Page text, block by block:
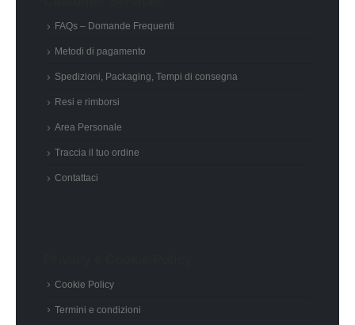
FAQs – Domande Frequenti
Metodi di pagamento
Spedizioni, Packaging, Tempi di consegna
Resi e rimborsi
Area Personale
Traccia il tuo ordine
Contattaci
Cookie Policy
Termini e condizioni